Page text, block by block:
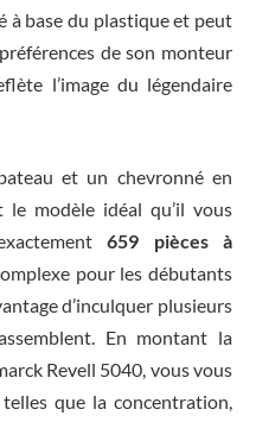
à base du plastique et peut
de son monteur
l’image du légendaire
et un chevronné en
le modèle idéal qu’il vous
659 pièces à
pour les débutants
d’inculquer plusieurs
En montant la
Revell 5040, vous vous
que la concentration,